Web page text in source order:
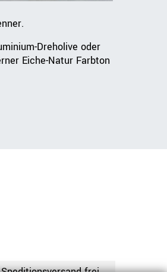
Dreholive oder
Eiche-Natur Farbton